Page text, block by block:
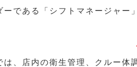
ーである「シフトマネージャー
は、店内の衛生管理、クルー体